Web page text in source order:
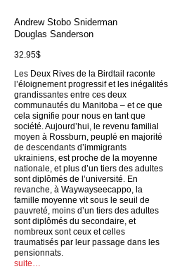
Andrew Stobo Sniderman
Douglas Sanderson
32.95$
Les Deux Rives de la Birdtail raconte
l’éloignement progressif et les inégalités
grandissantes entre ces deux
communautés du Manitoba – et ce que
cela signifie pour nous en tant que
société. Aujourd’hui, le revenu familial
moyen à Rossburn, peuplé en majorité
de descendants d’immigrants
ukrainiens, est proche de la moyenne
nationale, et plus d’un tiers des adultes
sont diplômés de l’université. En
revanche, à Waywayseecappo, la
famille moyenne vit sous le seuil de
pauvreté, moins d’un tiers des adultes
sont diplômés du secondaire, et
nombreux sont ceux et celles
traumatisés par leur passage dans les
pensionnats.
suite…